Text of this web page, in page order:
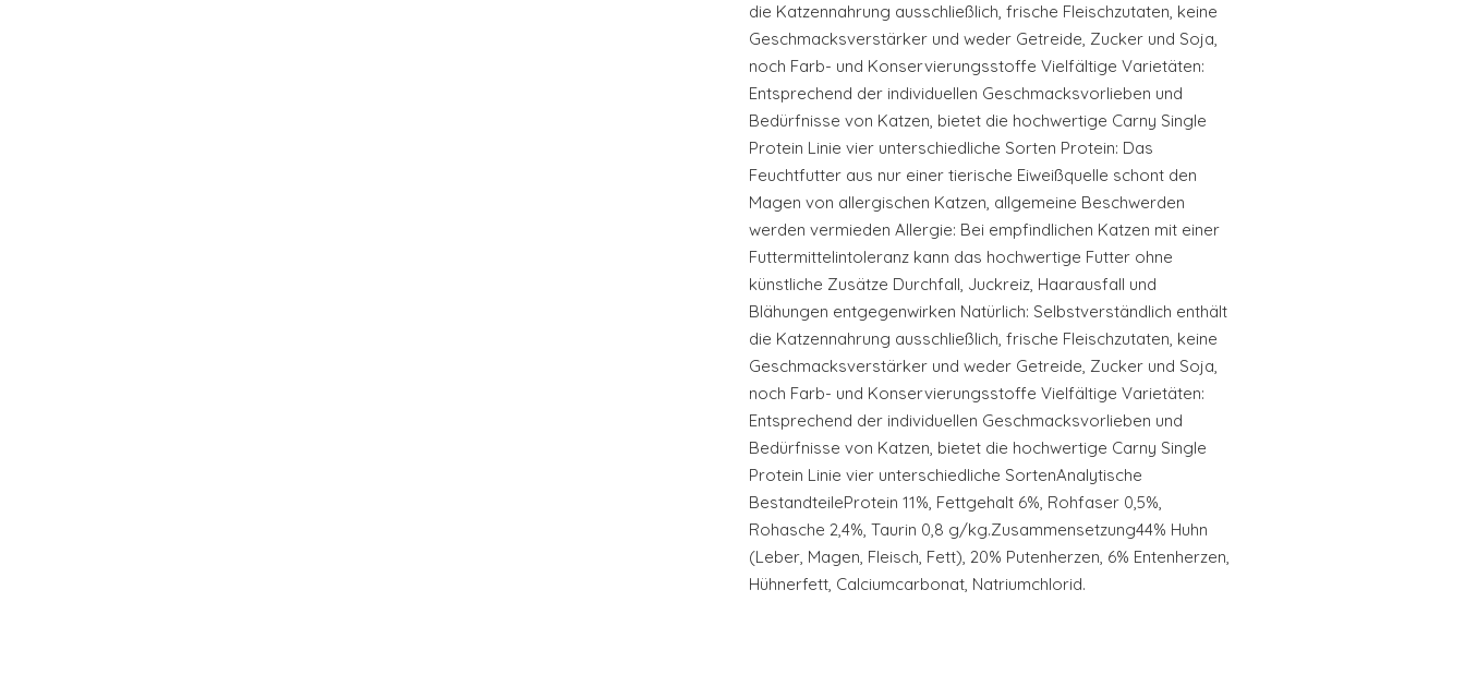
die Katzennahrung ausschließlich, frische Fleischzutaten, keine
Geschmacksverstärker und weder Getreide, Zucker und Soja,
noch Farb- und Konservierungsstoffe Vielfältige Varietäten:
Entsprechend der individuellen Geschmacksvorlieben und
Bedürfnisse von Katzen, bietet die hochwertige Carny Single
Protein Linie vier unterschiedliche Sorten Protein: Das
Feuchtfutter aus nur einer tierische Eiweißquelle schont den
Magen von allergischen Katzen, allgemeine Beschwerden
werden vermieden Allergie: Bei empfindlichen Katzen mit einer
Futtermittelintoleranz kann das hochwertige Futter ohne
künstliche Zusätze Durchfall, Juckreiz, Haarausfall und
Blähungen entgegenwirken Natürlich: Selbstverständlich enthält
die Katzennahrung ausschließlich, frische Fleischzutaten, keine
Geschmacksverstärker und weder Getreide, Zucker und Soja,
noch Farb- und Konservierungsstoffe Vielfältige Varietäten:
Entsprechend der individuellen Geschmacksvorlieben und
Bedürfnisse von Katzen, bietet die hochwertige Carny Single
Protein Linie vier unterschiedliche SortenAnalytische
BestandteileProtein 11%, Fettgehalt 6%, Rohfaser 0,5%,
Rohasche 2,4%, Taurin 0,8 g/kg.Zusammensetzung44% Huhn
(Leber, Magen, Fleisch, Fett), 20% Putenherzen, 6% Entenherzen,
Hühnerfett, Calciumcarbonat, Natriumchlorid.